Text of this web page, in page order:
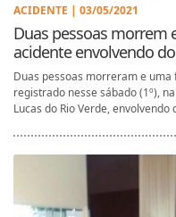
ACIDENTE | 03/05/2021
Duas pessoas morrem
acidente envolvendo
Duas pessoas morreram e
registrado nesse sábado (1º),
Lucas do Rio Verde, envolvendo